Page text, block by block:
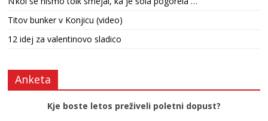
Titov bunker v Konjicu (video)
12 idej za valentinovo sladico
Anketa
Kje boste letos preživeli poletni dopust?